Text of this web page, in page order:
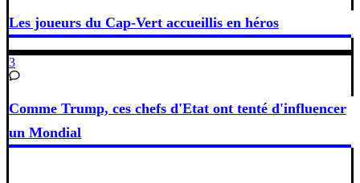
Les joueurs du Cap-Vert accueillis en héros
3
Comme Trump, ces chefs d'Etat ont tenté d'influencer
un Mondial